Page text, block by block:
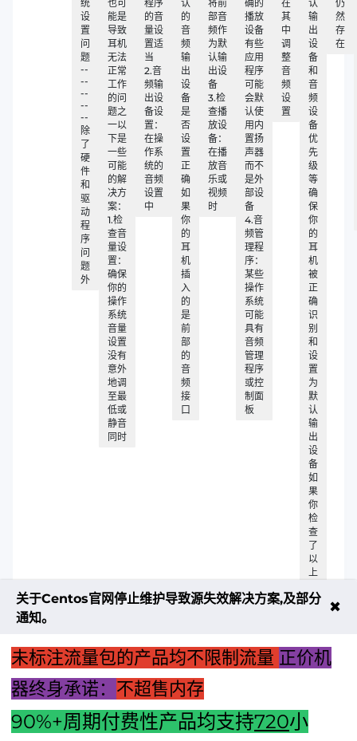
统
设
置
问
题
--
--
--
--
--
除
了
硬
件
和
驱
动
程
序
问
题
外
也可
能是
导致
耳机
无法
正常
工作
的问
题之
一以
下是
一些
可能
的解
决方
案：
1.检
查音
量设
置：
确保
你的
操作
系统
音量
设置
没有
意外
地调
至最
低或
静音
同时
程序
的音
量设
置适
当
2.音
频输
出设
备设
置：
在操
作系
统的
音频
设置
中
认
的
音
频
输
出
设
备
是
否
设
置
正
确
如
果
你
的
耳
机
插
入
的
是
前
部
的
音
频
接
口
将前
部音
频作
为默
认输
出设
备
3.检
查播
放设
备：
在播
放音
乐或
视频
时
确的
播放
设备
有些
应用
程序
可能
会默
认使
用内
置扬
声器
而不
是外
部设
备
4.音
频管
理程
序：
某些
操作
系统
可能
具有
音频
管理
程序
或控
制面
板
在
其
中
调
整
音
频
设
置
认
输
出
设
备
和
音
频
设
备
优
先
级
等
确
保
你
的
耳
机
被
正
确
识
别
和
设
置
为
默
认
输
出
设
备
如
果
你
检
查
了
以
上
置
了
相
仍
然
存
在
关于Centos官网停止维护导致源失效解决方案,及部分
通知。
✖
未标注流量包的产品均不限制流量 正价机
器终身承诺： 不超售内存
90%+周期付费性产品均支持720小